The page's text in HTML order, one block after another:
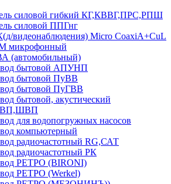
силовой гибкий КГ,КВВГ,ПРС,РПШ
силовой ППГнг
видеонаблюдения) Micro CoaxiA+CuL
микрофонный
(автомобильный)
бытовой АПУНП
бытовой ПуВВ
бытовой ПуГВВ
бытовой, акустический
для водопогружных насосов
компьютерный
радиочастотный RG,САТ
радиочастотный РК
РЕТРО (BIRONI)
РЕТРО (Werkel)